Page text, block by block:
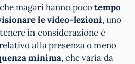
magari hanno pocotempo
le video-lezioni, uno
in considerazione è
alla presenza o meno
minima, che varia da